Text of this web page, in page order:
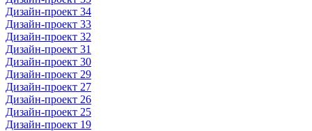
Дизайн-проект 34
Дизайн-проект 33
Дизайн-проект 32
Дизайн-проект 31
Дизайн-проект 30
Дизайн-проект 29
Дизайн-проект 27
Дизайн-проект 26
Дизайн-проект 25
Дизайн-проект 19